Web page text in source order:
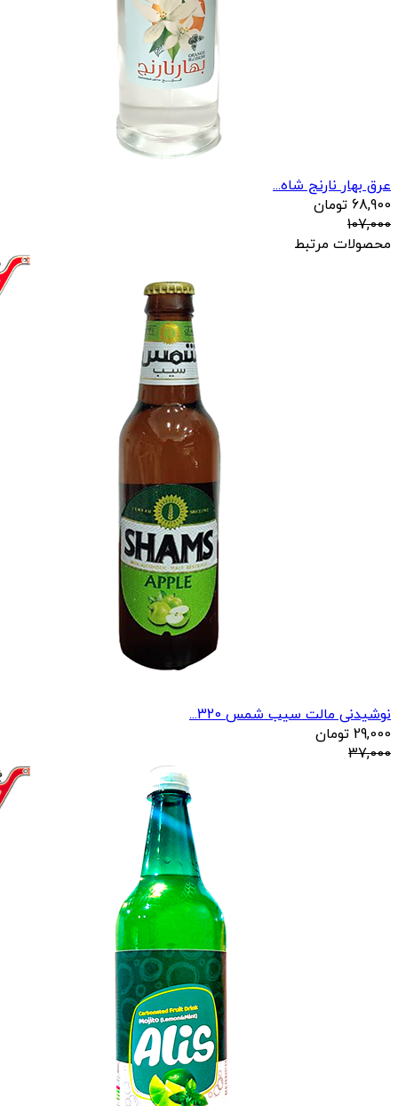
عرق بهار نارنج شاه...
68,900 تومان
107,000
محصولات مرتبط
نوشیدنی مالت سیب شمس 320...
29,000 تومان
37,000